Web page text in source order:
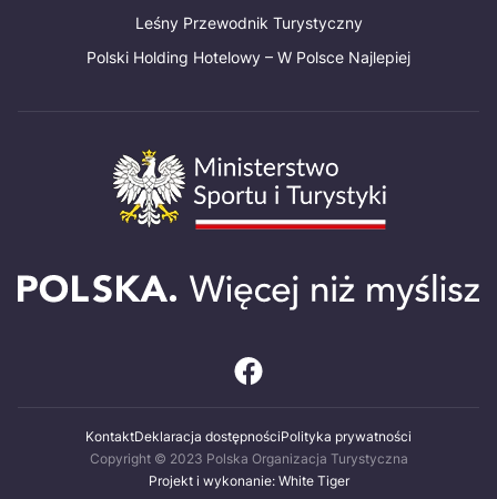
Leśny Przewodnik Turystyczny
Polski Holding Hotelowy – W Polsce Najlepiej
KontaktDeklaracja dostępnościPolityka prywatności
Copyright © 2023 Polska Organizacja Turystyczna
Projekt i wykonanie: White Tiger